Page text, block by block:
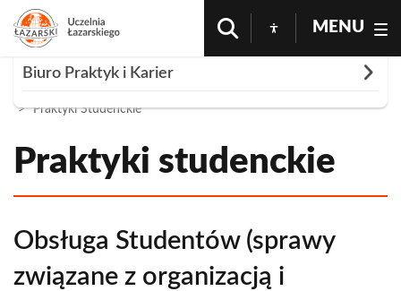
MENU
Praktyki Studenckie
Praktyki studenckie
Obsługa Studentów (sprawy
związane z organizacją i
Biuro Praktyk i Karier
Rozwiń
Praktyki studenckie
Oferty pracy i praktyk dla studentów UŁa